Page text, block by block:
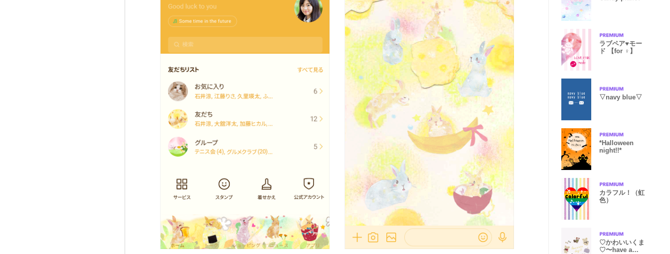
ラブペア♥モー
ド 【for ♀】
▽navy blue▽
*Halloween
night!!*
カラフル！（虹
色）
♡かわいいくま
♡〜have a